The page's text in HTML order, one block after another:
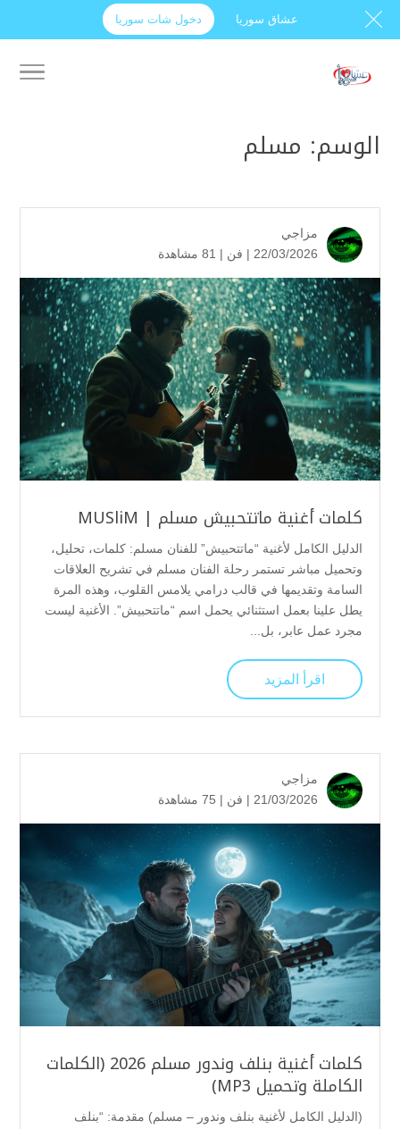
عشاق سوريا دخول شات سوريا
الوسم: مسلم
مزاجي
22/03/2026 |
فن | 81 مشاهدة
كلمات أغنية ماتتحبيش مسلم | MUSliM
الدليل الكامل لأغنية “ماتتحبيش” للفنان مسلم: كلمات، تحليل،
وتحميل مباشر تستمر رحلة الفنان مسلم في تشريح العلاقات
السامة وتقديمها في قالب درامي يلامس القلوب، وهذه المرة
يطل علينا بعمل استثنائي يحمل اسم “ماتتحبيش”. الأغنية ليست
مجرد عمل عابر، بل...
اقرأ المزيد
مزاجي
21/03/2026 |
فن | 75 مشاهدة
كلمات أغنية بنلف وندور مسلم 2026 (الكلمات
الكاملة وتحميل MP3)
(الدليل الكامل لأغنية بنلف وندور – مسلم) مقدمة: “بنلف